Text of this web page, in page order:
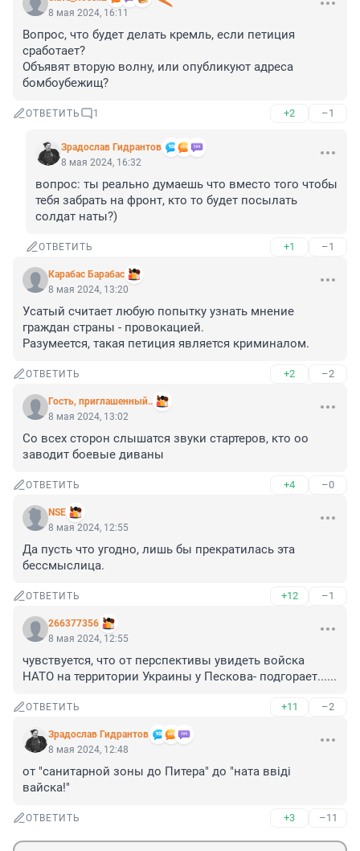
8 мая 2024, 16:11
Вопрос, что будет делать кремль, если петиция
сработает?
Объявят вторую волну, или опубликуют адреса
бомбоубежищ?
ОТВЕТИТЬ 1 +2 –1
Зрадослав Гидрантов
8 мая 2024, 16:32
вопрос: ты реально думаешь что вместо того чтобы
тебя забрать на фронт, кто то будет посылать
солдат наты?)
ОТВЕТИТЬ +1 –1
Карабас Барабас
8 мая 2024, 13:20
Усатый считает любую попытку узнать мнение
граждан страны - провокацией.
Разумеется, такая петиция является криминалом.
ОТВЕТИТЬ +2 –2
Гость, приглашенный..
8 мая 2024, 13:02
Со всех сторон слышатся звуки стартеров, кто оо
заводит боевые диваны
ОТВЕТИТЬ +4 –0
NSE
8 мая 2024, 12:55
Да пусть что угодно, лишь бы прекратилась эта
бессмыслица.
ОТВЕТИТЬ +12 –1
266377356
8 мая 2024, 12:55
чувствуется, что от перспективы увидеть войска
НАТО на территории Украины у Пескова- подгорает......
ОТВЕТИТЬ +11 –2
Зрадослав Гидрантов
8 мая 2024, 12:48
от "санитарной зоны до Питера" до "ната ввiдi
вайска!"
ОТВЕТИТЬ +3 –11